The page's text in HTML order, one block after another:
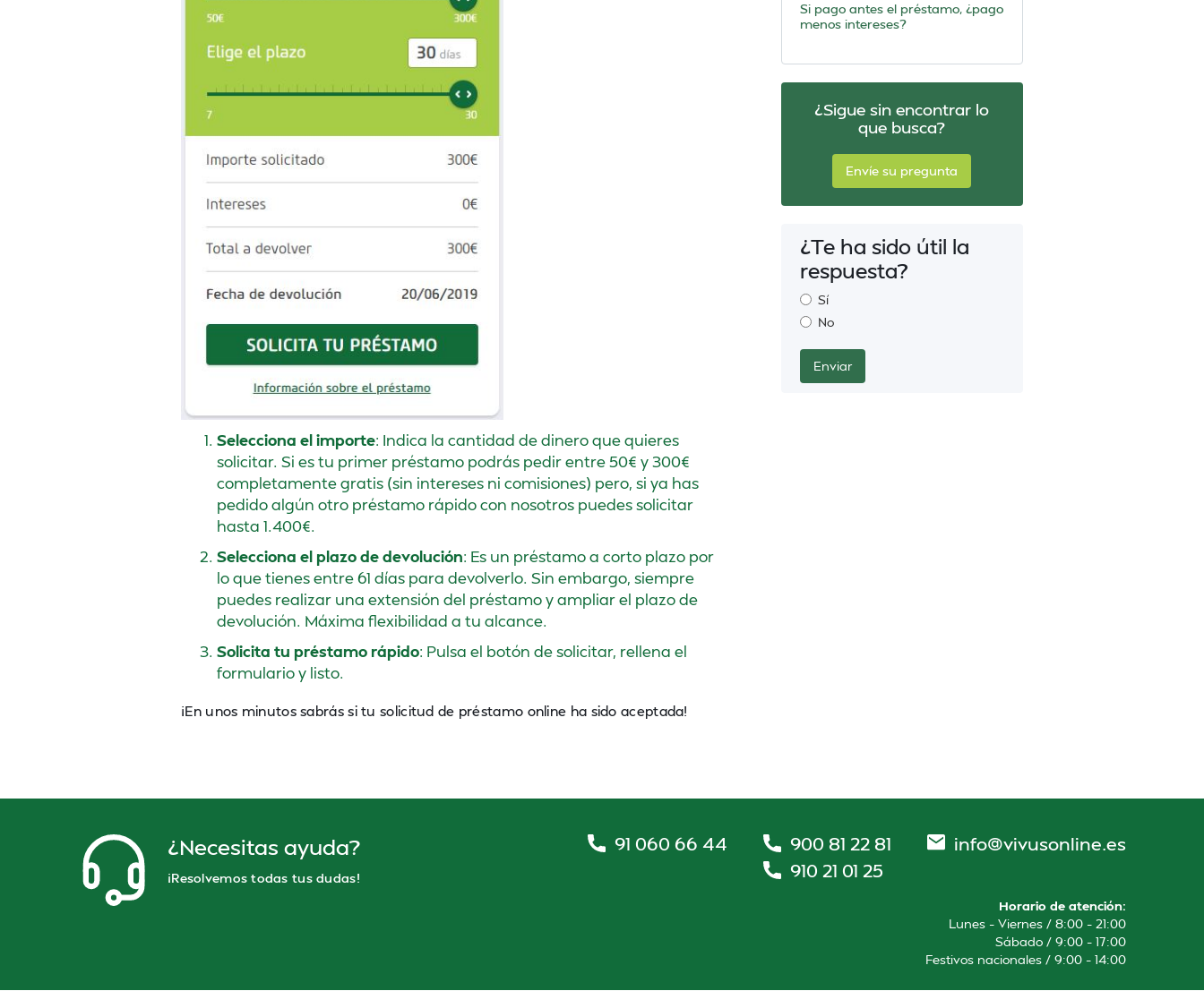
Selecciona el importe: Indica la cantidad de dinero que quieres
solicitar. Si es tu primer préstamo podrás pedir entre 50€ y 300€
completamente gratis (sin intereses ni comisiones) pero, si ya has
pedido algún otro préstamo rápido con nosotros puedes solicitar
hasta 1.400€.
Selecciona el plazo de devolución: Es un préstamo a corto plazo por
lo que tienes entre 61 días para devolverlo. Sin embargo, siempre
puedes realizar una extensión del préstamo y ampliar el plazo de
devolución. Máxima flexibilidad a tu alcance.
Solicita tu préstamo rápido: Pulsa el botón de solicitar, rellena el
formulario y listo.
¡En unos minutos sabrás si tu solicitud de préstamo online ha sido aceptada!
Si pago antes el préstamo, ¿pago
menos intereses?
¿Sigue sin encontrar lo
que busca?
Envíe su pregunta
¿Te ha sido útil la
respuesta?
Sí
No
¿Necesitas ayuda?
¡Resolvemos todas tus dudas!
91 060 66 44
900 81 22 81
910 21 01 25
info@vivusonline.es
Horario de atención:
Lunes – Viernes / 8:00 – 21:00
Sábado / 9:00 – 17:00
Festivos nacionales / 9:00 – 14:00